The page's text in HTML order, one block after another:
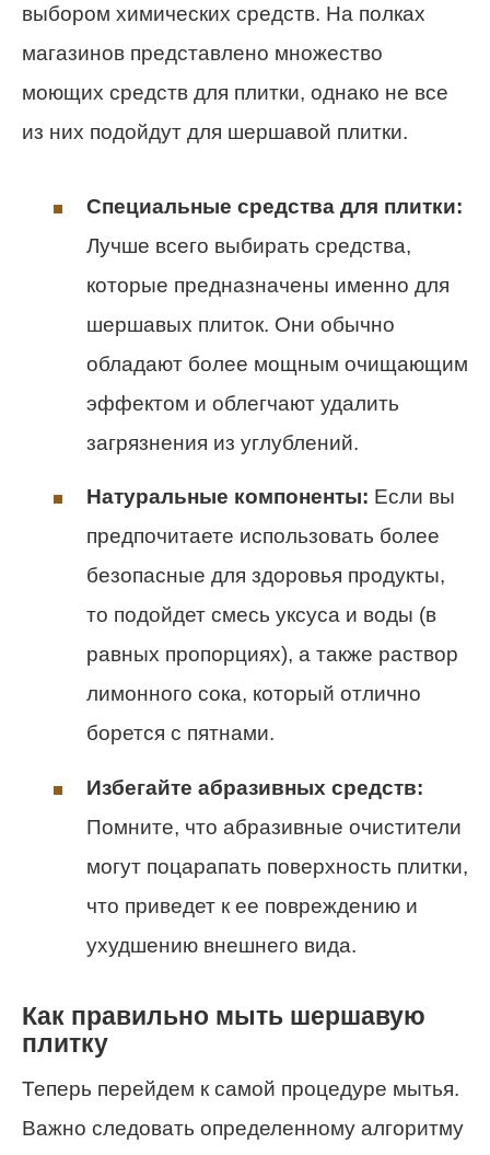
выбором химических средств. На полках
магазинов представлено множество
моющих средств для плитки, однако не все
из них подойдут для шершавой плитки.
Специальные средства для плитки:
Лучше всего выбирать средства,
которые предназначены именно для
шершавых плиток. Они обычно
обладают более мощным очищающим
эффектом и облегчают удалить
загрязнения из углублений.
Натуральные компоненты: Если вы
предпочитаете использовать более
безопасные для здоровья продукты,
то подойдет смесь уксуса и воды (в
равных пропорциях), а также раствор
лимонного сока, который отлично
борется с пятнами.
Избегайте абразивных средств:
Помните, что абразивные очистители
могут поцарапать поверхность плитки,
что приведет к ее повреждению и
ухудшению внешнего вида.
Как правильно мыть шершавую
плитку
Теперь перейдем к самой процедуре мытья.
Важно следовать определенному алгоритму